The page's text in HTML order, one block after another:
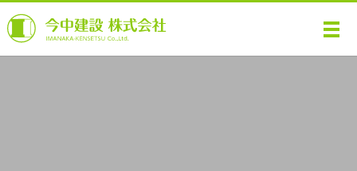
メ